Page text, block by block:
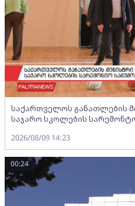
საქართველოს განათლების
საჯარო სკოლების
2026/08/09 14:23
00:24